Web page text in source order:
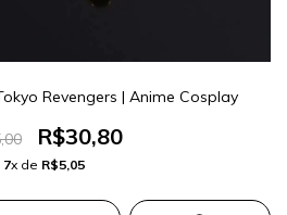
Revengers | Anime Cosplay
R$30,80
7x de R$5,05